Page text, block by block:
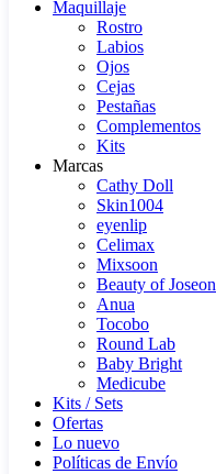
Maquillaje
Rostro
Labios
Ojos
Cejas
Pestañas
Complementos
Kits
Marcas
Cathy Doll
Skin1004
eyenlip
Celimax
Mixsoon
Beauty of Joseon
Anua
Tocobo
Round Lab
Baby Bright
Medicube
Kits / Sets
Ofertas
Lo nuevo
Políticas de Envío